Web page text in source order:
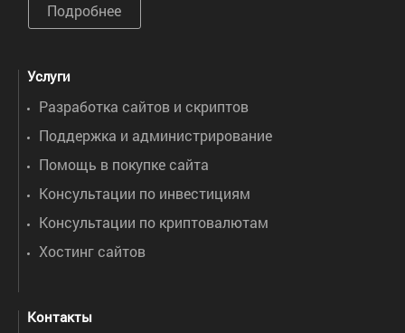
Подробнее
Услуги
Разработка сайтов и скриптов
Поддержка и администрирование
Помощь в покупке сайта
Консультации по инвестициям
Консультации по криптовалютам
Хостинг сайтов
Контакты